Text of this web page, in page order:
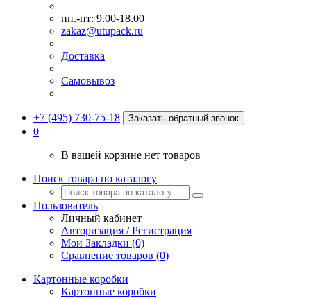
пн.-пт: 9.00-18.00
zakaz@utupack.ru
Доставка
Самовывоз
+7 (495) 730-75-18 Заказать обратный звонок
0
В вашей корзине нет товаров
Поиск товара по каталогу
Пользователь
Личный кабинет
Авторизация / Регистрация
Мои Закладки (0)
Сравнение товаров (0)
Картонные коробки
Картонные коробки